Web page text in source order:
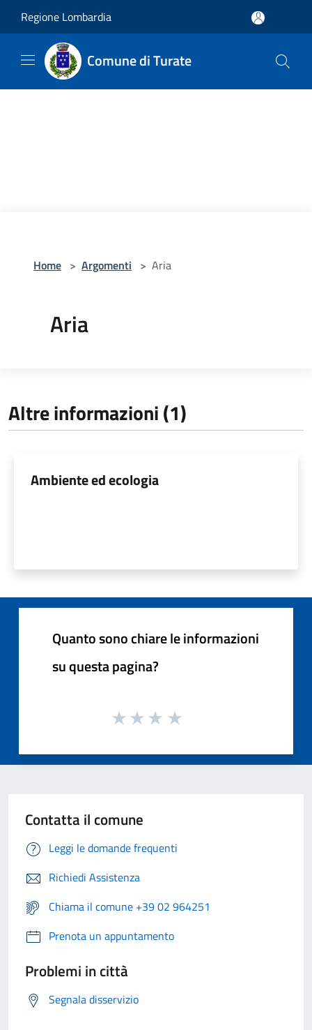
Regione Lombardia
Comune di Turate
Home > Argomenti > Aria
Aria
Altre informazioni (1)
Ambiente ed ecologia
Quanto sono chiare le informazioni
su questa pagina?
Contatta il comune
Leggi le domande frequenti
Richiedi Assistenza
Chiama il comune +39 02 964251
Prenota un appuntamento
Problemi in città
Segnala disservizio